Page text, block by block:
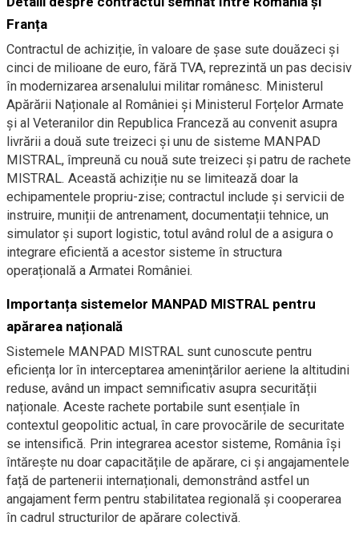
Franța
Contractul de achiziție, în valoare de șase sute douăzeci și
cinci de milioane de euro, fără TVA, reprezintă un pas decisiv
în modernizarea arsenalului militar românesc. Ministerul
Apărării Naționale al României și Ministerul Forțelor Armate
și al Veteranilor din Republica Franceză au convenit asupra
livrării a două sute treizeci și unu de sisteme MANPAD
MISTRAL, împreună cu nouă sute treizeci și patru de rachete
MISTRAL. Această achiziție nu se limitează doar la
echipamentele propriu-zise; contractul include și servicii de
instruire, muniții de antrenament, documentații tehnice, un
simulator și suport logistic, totul având rolul de a asigura o
integrare eficientă a acestor sisteme în structura
operațională a Armatei României.
Importanța sistemelor MANPAD MISTRAL pentru
apărarea națională
Sistemele MANPAD MISTRAL sunt cunoscute pentru
eficiența lor în interceptarea amenințărilor aeriene la altitudini
reduse, având un impact semnificativ asupra securității
naționale. Aceste rachete portabile sunt esențiale în
contextul geopolitic actual, în care provocările de securitate
se intensifică. Prin integrarea acestor sisteme, România își
întărește nu doar capacitățile de apărare, ci și angajamentele
față de partenerii internaționali, demonstrând astfel un
angajament ferm pentru stabilitatea regională și cooperarea
în cadrul structurilor de apărare colectivă.